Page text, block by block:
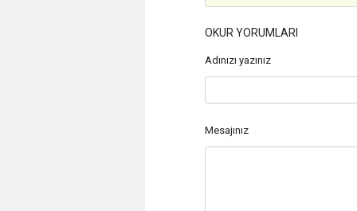
OKUR YORUMLARI
Adınızı yazınız
Mesajınız